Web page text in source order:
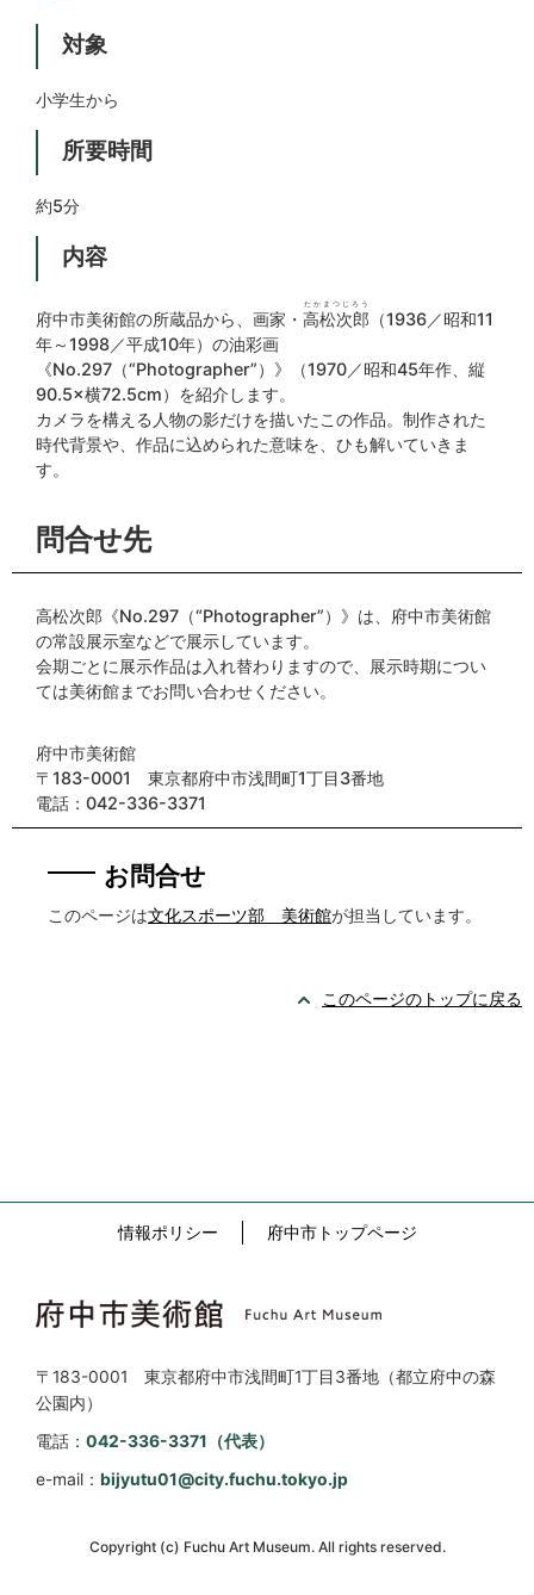
対象
小学生から
所要時間
約5分
内容
府中市美術館の所蔵品から、画家・ 高松次郎
たかまつじろう
（1936／昭和11
年～1998／平成10年）の油彩画
《No.297（“Photographer”）》（1970／昭和45年作、縦
90.5×横72.5cm）を紹介します。
カメラを構える人物の影だけを描いたこの作品。制作された
時代背景や、作品に込められた意味を、ひも解いていきま
す。
問合せ先
高松次郎《No.297（“Photographer”）》は、府中市美術館
の常設展示室などで展示しています。
会期ごとに展示作品は入れ替わりますので、展示時期につい
ては美術館までお問い合わせください。
府中市美術館
〒183-0001 東京都府中市浅間町1丁目3番地
電話：042-336-3371
お問合せ
このページは文化スポーツ部 美術館が担当しています。
このページのトップに戻る
情報ポリシー 府中市トップページ
〒183-0001 東京都府中市浅間町1丁目3番地（都立府中の森
公園内）
電話： 042-336-3371（代表）
e-mail： bijyutu01@city.fuchu.tokyo.jp
Copyright (c) Fuchu Art Museum. All rights reserved.